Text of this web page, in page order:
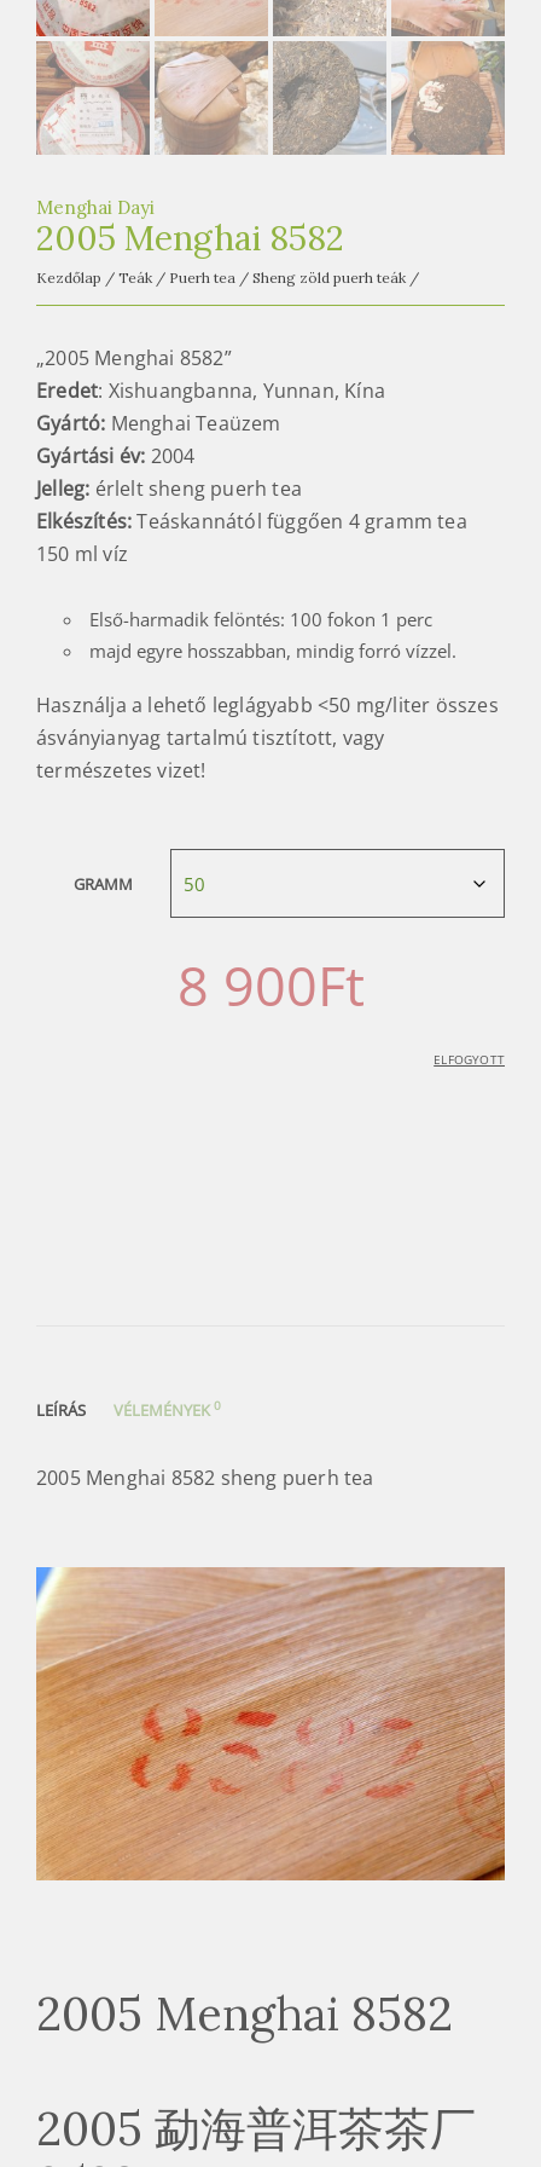
t
e
a
h
z
Menghai Dayi
2005 Menghai 8582
Kezdőlap / Teák / Puerh tea / Sheng zöld puerh teák /
„2005 Menghai 8582”
Eredet: Xishuangbanna, Yunnan, Kína
Gyártó: Menghai Teaüzem
Gyártási év: 2004
Jelleg: érlelt sheng puerh tea
Elkészítés:Teáskannától függően 4 gramm tea
150 ml víz
Első-harmadik felöntés: 100 fokon 1 perc
majd egyre hosszabban, mindig forró vízzel.
Használja a lehető leglágyabb <50 mg/liter összes
ásványianyag tartalmú tisztított, vagy
természetes vizet!
GRAMM
8 900Ft
ELFOGYOTT
LEÍRÁS VÉLEMÉNYEK 0
2005 Menghai 8582 sheng puerh tea
2005 Menghai 8582
2005 勐海普洱茶茶厂